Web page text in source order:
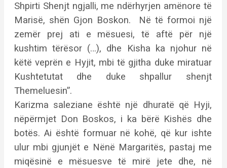
Shpirti Shenjt ngjalli, me ndërhyrjen amënore të
Marisë, shën Gjon Boskon. Në të formoi një
zemër prej ati e mësuesi, të aftë për një
kushtim tërësor (…), dhe Kisha ka njohur në
këtë veprën e Hyjit, mbi të gjitha duke miratuar
Kushtetutat dhe duke shpallur shenjt
Themeluesin”.
Karizma saleziane është një dhuratë që Hyji,
nëpërmjet Don Boskos, i ka bërë Kishës dhe
botës. Ai është formuar në kohë, që kur ishte
ulur mbi gjunjët e Nënë Margaritës, pastaj me
miqësinë e mësuesve të mirë jete dhe, në